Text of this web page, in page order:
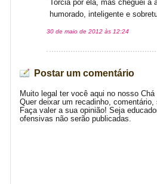
Torcia por ela, mas cheguei a
humorado, inteligente e
30 de maio de 2012 às 12:24
Postar um comentário
Muito legal ter você aqui no nosso Chá
Quer deixar um recadinho, comentário,
Faça valer a sua opinião! Seja
ofensivas não serão publicadas.